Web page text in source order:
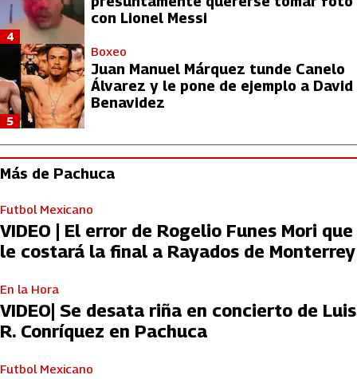
con Lionel Messi
4
Boxeo
Juan Manuel Márquez tunde Canelo
Álvarez y le pone de ejemplo a David
Benavidez
5
Más de Pachuca
Futbol Mexicano
VIDEO | El error de Rogelio Funes Mori que
le costará la final a Rayados de Monterrey
En la Hora
VIDEO| Se desata riña en concierto de Luis
R. Conríquez en Pachuca
Futbol Mexicano